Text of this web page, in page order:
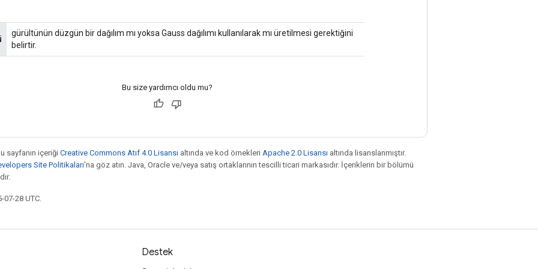
gürültünün düzgün bir dağılım mı yoksa Gauss dağılımı kullanılarak mı üretilmesi gerektiğini
belirtir.
Bu size yardımcı oldu mu?
sayfanın içeriği Creative Commons Atıf 4.0 Lisansı altında ve kod örnekleri Apache 2.0 Lisansı altında lisanslanmıştır.
Site Politikaları'na göz atın. Java, Oracle ve/veya satış ortaklarının tescilli ticari markasıdır. İçeriklerin bir bölümü
28 UTC.
Destek